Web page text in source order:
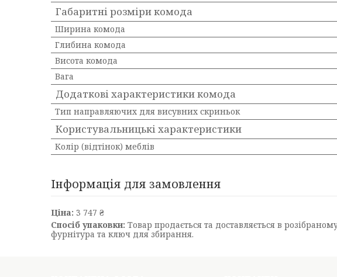
Габаритні розміри комода
Ширина комода
Глибина комода
Висота комода
Вага
Додаткові характеристики комода
Тип направляючих для висувних скриньок
Користувальницькі характеристики
Колір (відтінок) меблів
Інформація для замовлення
Ціна: 3 747 ₴
Спосіб упаковки: Товар продається та доставляється в
фурнітура та ключ для збирання.